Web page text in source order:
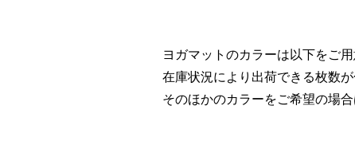
ヨガマットのカラーは以下をご用
在庫状況により出荷できる枚数
そのほかのカラーをご希望の場